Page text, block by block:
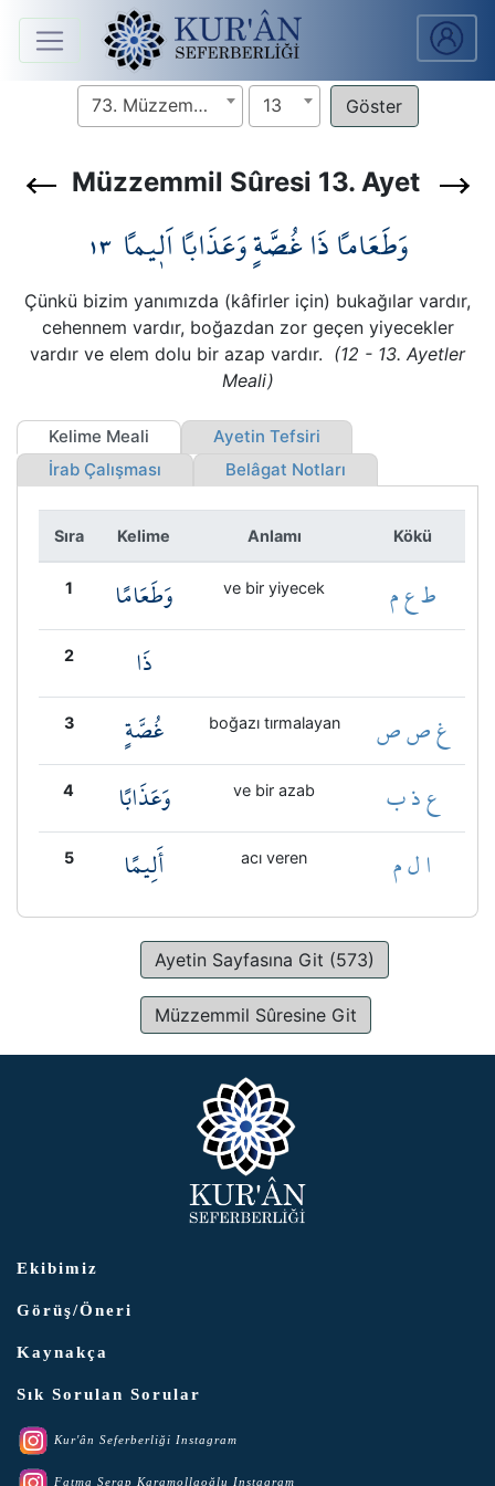
Anasayfa
Ders
Notları
Kur'ân
Seferberliği
Kökler
Üyelik
73. Müzzemmil Sûresi 13
Müzzemmil Sûresi 13. Ayet
وَطَعَاماً ذَا غُصَّةٍ وَعَذَاباً اَل۪يماً ١٣
Çünkü bizim yanımızda (kâfirler için) bukağılar vardır,
cehennem vardır, boğazdan zor geçen yiyecekler
vardır ve elem dolu bir azap vardır. (12 - 13. Ayetler
Meali)
Kelime Meali
Ayetin Tefsiri
İrab Çalışması
Belâgat Notları
Sıra Kelime Anlamı Kökü
1 وَطَعَامًا ve bir yiyecek ط ع م
2 ذَا
3 غُصَّةٍ boğazı tırmalayan غ ص ص
4 وَعَذَابًا ve bir azab ع ذ ب
5 أَلِيمًا acı veren ا ل م
Ayetin Sayfasına Git (573)
Müzzemmil Sûresine Git
Ekibimiz
Görüş/Öneri
Kaynakça
Sık Sorulan Sorular
Kur'ân Seferberliği Instagram
Fatma Serap Karamollaoğlu Instagram